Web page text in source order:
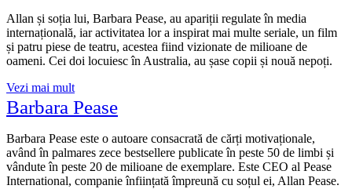
Allan și soția lui, Barbara Pease, au apariții regulate în media
internațională, iar activitatea lor a inspirat mai multe seriale, un film
și patru piese de teatru, acestea fiind vizionate de milioane de
oameni. Cei doi locuiesc în Australia, au șase copii și nouă nepoți.
Vezi mai mult
Barbara Pease
Barbara Pease este o autoare consacrată de cărți motivaționale,
având în palmares zece bestsellere publicate în peste 50 de limbi și
vândute în peste 20 de milioane de exemplare. Este CEO al Pease
International, companie înființată împreună cu soțul ei, Allan Pease.